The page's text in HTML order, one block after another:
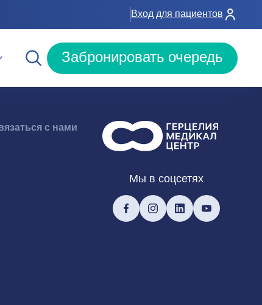
Вход для пациентов
Забронировать очередь
с нами
Мы в соцсетях